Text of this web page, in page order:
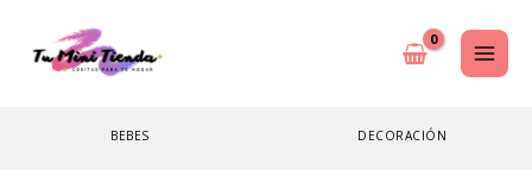
contenido
BEBES DECORACIÓN